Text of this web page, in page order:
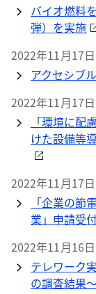
バイオ燃料
弾）を実施
2022年11月17日
アクセシブ
2022年11月17日
「環境に配
けた設備等
2022年11月17日
「企業の
業」申請受
2022年11月16日
テレワーク
の調査結果